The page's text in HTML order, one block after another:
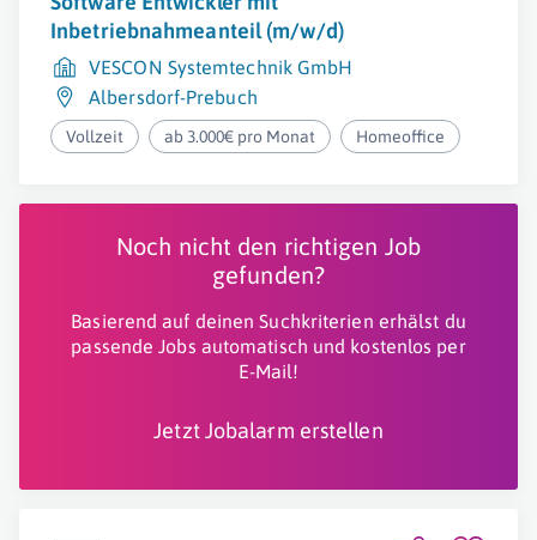
Inbetriebnahmeanteil (m/w/d)
VESCON Systemtechnik GmbH
Albersdorf-Prebuch
Vollzeit ab 3.000€ pro Monat Homeoffice
Noch nicht den richtigen Job
gefunden?
Basierend auf deinen Suchkriterien erhälst du
passende Jobs automatisch und kostenlos per
E-Mail!
Jetzt Jobalarm erstellen